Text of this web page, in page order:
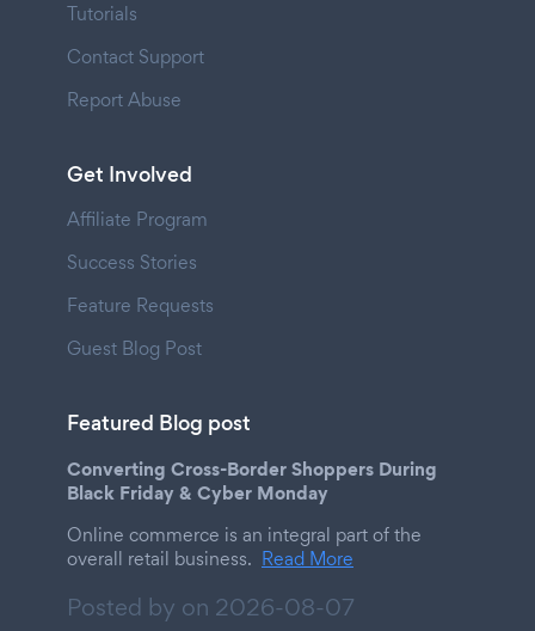
Tutorials
Contact Support
Report Abuse
Get Involved
Affiliate Program
Success Stories
Feature Requests
Guest Blog Post
Featured Blog post
Converting Cross-Border Shoppers During
Black Friday & Cyber Monday
Online commerce is an integral part of the
overall retail business. Read More
Posted by on 2026-08-07